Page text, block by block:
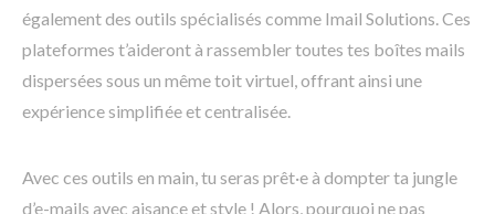
également des outils spécialisés comme Imail Solutions. Ces
plateformes t’aideront à rassembler toutes tes boîtes mails
dispersées sous un même toit virtuel, offrant ainsi une
expérience simplifiée et centralisée.
Avec ces outils en main, tu seras prêt·e à dompter ta jungle
d’e-mails avec aisance et style ! Alors, pourquoi ne pas